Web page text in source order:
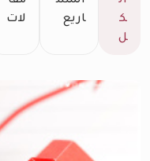
ك
ل
اريع
لات